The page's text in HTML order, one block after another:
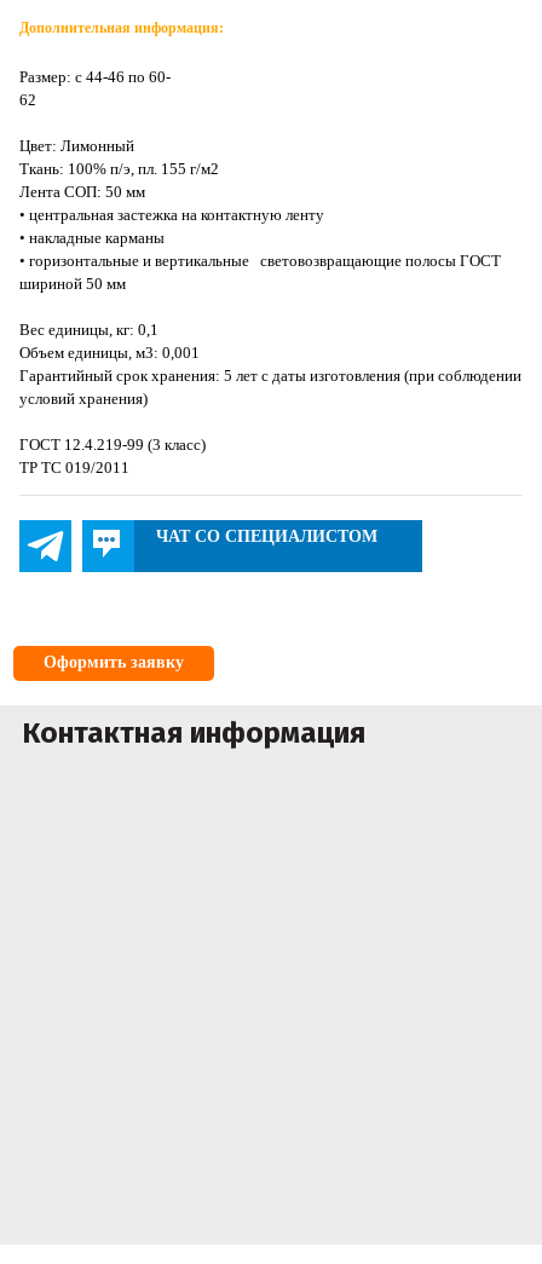
Дополнительная информация:
Размер: с 44-46 по 60-
Цвет: Лимонный
Ткань: 100% п/э, пл. 155 г/м2
Лента СОП: 50 мм
• центральная застежка на контактную ленту
• накладные карманы
• горизонтальные и вертикальные световозвращающие полосы ГОСТ
шириной 50 мм
Вес единицы, кг: 0,1
Объем единицы, м3: 0,001
Гарантийный срок хранения: 5 лет с даты изготовления (при соблюдении
условий хранения)
ГОСТ 12.4.219-99 (3 класс)
ТР ТС 019/2011
ЧАТ СО СПЕЦИАЛИСТОМ
Оформить заявку
Контактная информация